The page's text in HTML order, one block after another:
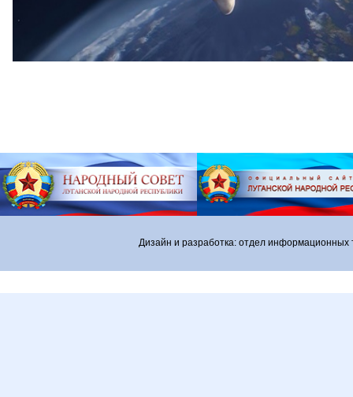
Дизайн и разработка: отдел информационных